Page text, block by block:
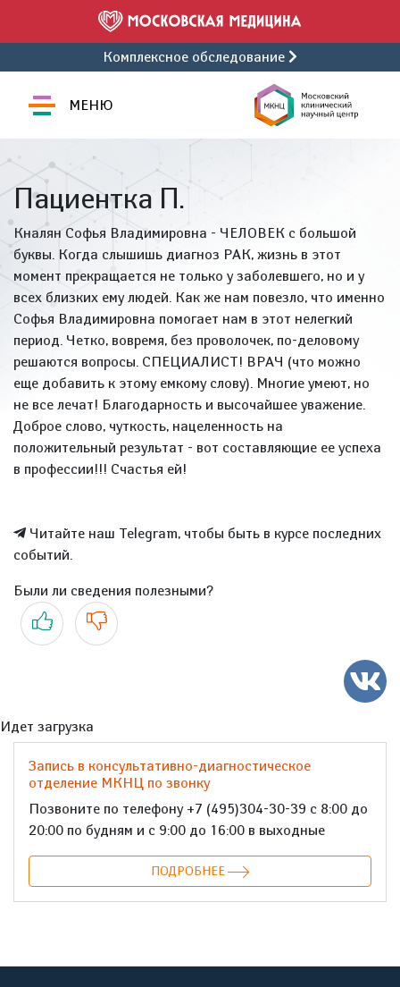
Комплексное обследование
МЕНЮ
Пациентка П.
Кналян Софья Владимировна - ЧЕЛОВЕК с большой
буквы. Когда слышишь диагноз РАК, жизнь в этот
момент прекращается не только у заболевшего, но и у
всех близких ему людей. Как же нам повезло, что именно
Софья Владимировна помогает нам в этот нелегкий
период. Четко, вовремя, без проволочек, по-деловому
решаются вопросы. СПЕЦИАЛИСТ! ВРАЧ (что можно
еще добавить к этому емкому слову). Многие умеют, но
не все лечат! Благодарность и высочайшее уважение.
Доброе слово, чуткость, нацеленность на
положительный результат - вот составляющие ее успеха
в профессии!!! Счастья ей!
Читайте наш Telegram, чтобы быть в курсе последних
событий.
Были ли сведения полезными?
Да Нет
Идет загрузка
Запись в консультативно-диагностическое
отделение МКНЦ по звонку
Позвоните по телефону +7 (495)304-30-39 с 8:00 до
20:00 по будням и с 9:00 до 16:00 в выходные
ПОДРОБНЕЕ